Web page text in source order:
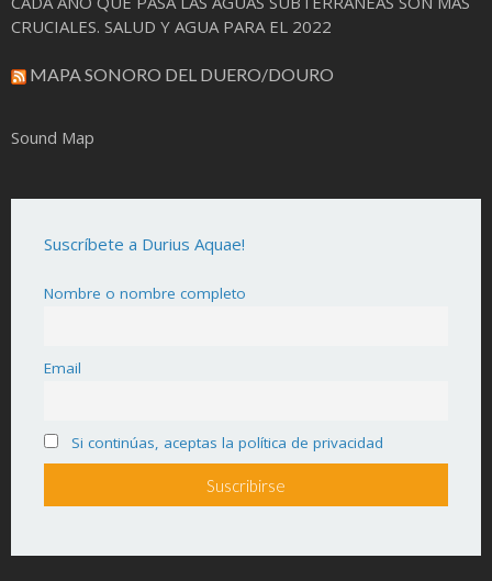
CRUCIALES. SALUD Y AGUA PARA EL 2022
MAPA SONORO DEL DUERO/DOURO
Sound Map
Suscríbete a Durius Aquae!
Nombre o nombre completo
Email
Si continúas, aceptas la política de privacidad